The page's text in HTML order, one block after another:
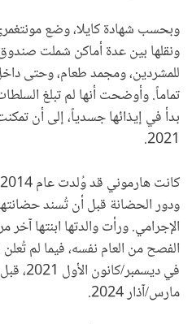
وبحسب شهادة كايلا، وضع
ونقلها بين عدة أماكن شملت
للمشردين، ومجمد طعام، وحتى
تماماً. وأوضحت أنها لم تبلغ
بدأ في إيذائها جسدياً، إلى أن
2021.
الإجرامي. ورأت والدتها ابنتها
الفصح من العام نفسه، فيما لم
في
مارس/آذار 2024.